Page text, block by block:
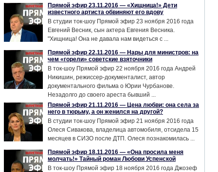
Прямой эфир 23.11.2016 — «Хищница!» Дети
известного артиста обвиняют его вдову
В студии ток-шоу Прямой эфир 23 ноября 2016 года
Евгений Весник, сын актера Евгения Весника.
"Хищница! Она не давала нам видеться с ...
Прямой эфир 22.11.2016 — Нары для министров: на
чем «горели» советские взяточники
В ток-шоу Прямой эфир 22 ноября 2016 года Андрей
Никишин, режиссер-документалист, автор
документального фильма о Юрии Чурбанове.
Незадолго до своего ареста бывший ...
Прямой эфир 21.11.2016 — Цена любви: она села за
него в тюрьму, а он женился на другой?
В студии ток-шоу Прямой эфир 21 ноября 2016 года
Олеся Сивакова, владелица автомобиля, отсидела 15
месяцев в СИЗО после ДТП. Олеся познакомилась ...
Прямой эфир 18.11.2016 — «Она просила меня
молчать!» Тайный роман Любови Успенской
В ток-шоу Прямой эфир 18 ноября 2016 года Джозеф